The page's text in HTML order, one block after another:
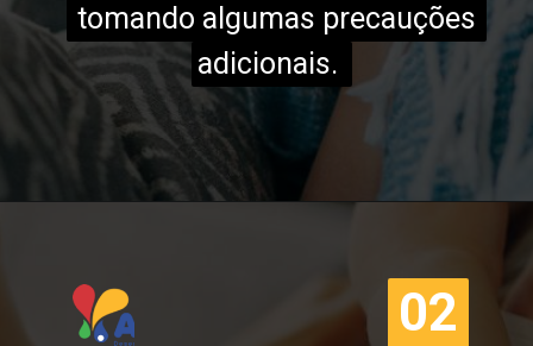
tomando algumas precauções
adicionais.
tomando algumas precauções
adicionais.
02
02